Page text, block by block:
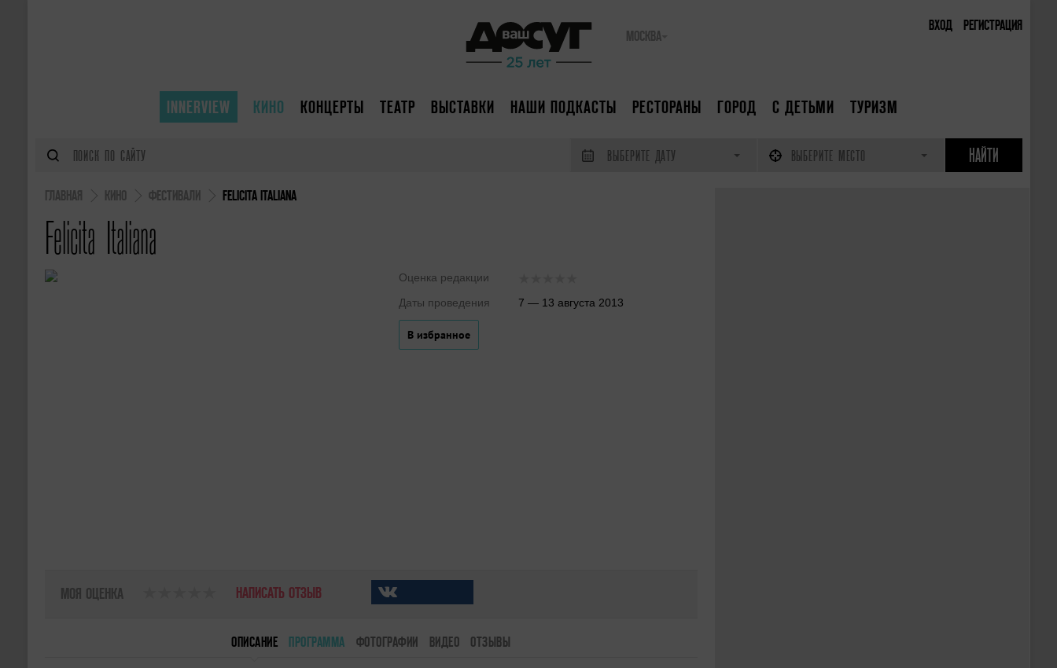
ВХОД РЕГИСТРАЦИЯ
МОСКВА
INNERVIEW КИНО КОНЦЕРТЫ ТЕАТР ВЫСТАВКИ НАШИ ПОДКАСТЫ РЕСТОРАНЫ ГОРОД С ДЕТЬМИ ТУРИЗМ
ВЫБЕРИТЕ ДАТУ ВЫБЕРИТЕ МЕСТО
ГЛАВНАЯ КИНО ФЕСТИВАЛИ FELICITA ITALIANA
Felicita Italiana
Оценка редакции
Даты проведения
7 — 13 августа 2013
В избранное
МОЯ ОЦЕНКА НАПИСАТЬ ОТЗЫВ
ОПИСАНИЕ ПРОГРАММА ФОТОГРАФИИ ВИДЕО ОТЗЫВЫ